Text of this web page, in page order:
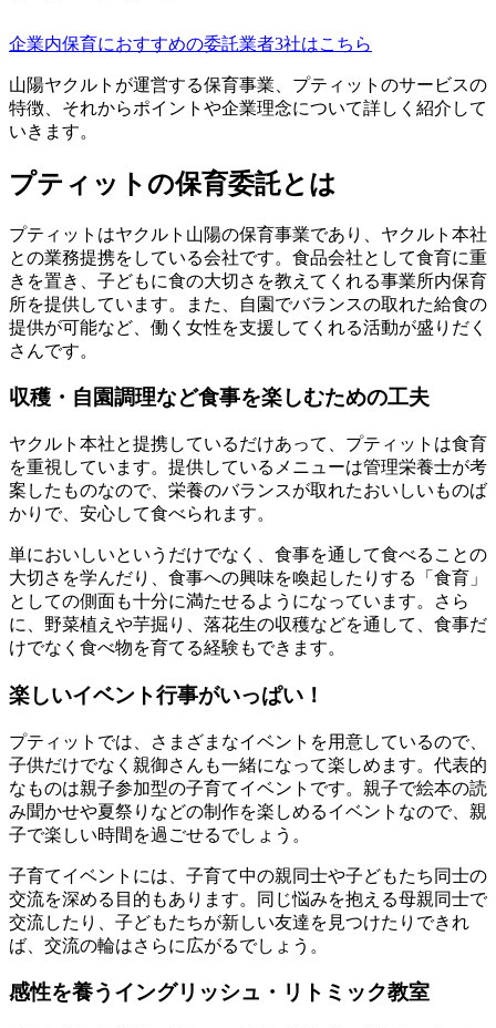
企業内保育におすすめの委託業者3社はこちら
山陽ヤクルトが運営する保育事業、プティットのサービスの
特徴、それからポイントや企業理念について詳しく紹介して
いきます。
プティットの保育委託とは
プティットはヤクルト山陽の保育事業であり、ヤクルト本社
との業務提携をしている会社です。 食品会社として食育に重
きを置き
、子どもに食の大切さを教えてくれる事業所内保育
所を提供しています。また、自園でバランスの取れた給食の
提供が可能など、働く女性を支援してくれる活動が盛りだく
さんです。
収穫・自園調理など食事を楽しむための工夫
ヤクルト本社と提携しているだけあって、プティットは食育
を重視しています。提供しているメニューは管理栄養士が考
案 したものなので、栄養のバランスが取れたおいしいものば
かりで、安心して食べられます。
単においしいというだけでなく、食事を通して食べることの
大切さを学んだり、食事への興味を喚起したりする「食育」
としての側面も十分に満たせるようになっています。さら
に、野菜植えや芋掘り、落花生の収穫などを通して、食事だ
けでなく食べ物を育てる経験もできます。
楽しいイベント行事がいっぱい！
プティットでは、さまざまなイベントを用意しているので、
子供だけでなく親御さんも一緒になって楽しめます。 代表的
なものは親子参加型の子育てイベントです。親子で絵本の読
み聞かせや夏祭りなどの制作を楽しめるイベントなので、親
子で楽しい時間を過ごせるでしょう。
子育てイベントには、子育て中の親同士や子どもたち同士の
交流を深める目的もあります。同じ悩みを抱える母親同士で
交流したり、子どもたちが新しい友達を見つけたりできれ
ば、交流の輪はさらに広がるでしょう。
感性を養うイングリッシュ・リトミック教室